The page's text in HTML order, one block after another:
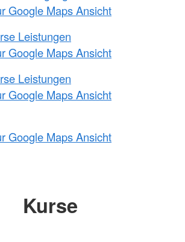
Google Maps Ansicht
Leistungen
Google Maps Ansicht
Leistungen
Google Maps Ansicht
Google Maps Ansicht
Kurse